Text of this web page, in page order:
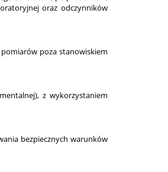
oraz odczynników
poza stanowiskiem
z wykorzystaniem
bezpiecznych warunków